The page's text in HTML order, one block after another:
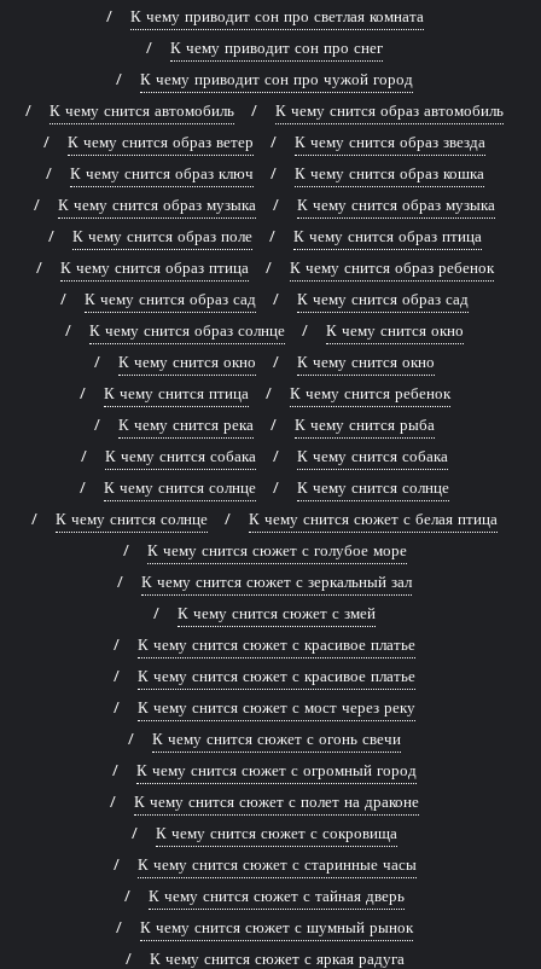
К чему приводит сон про светлая комната
К чему приводит сон про снег
К чему приводит сон про чужой город
К чему снится автомобиль
К чему снится образ автомобиль
К чему снится образ ветер
К чему снится образ звезда
К чему снится образ ключ
К чему снится образ кошка
К чему снится образ музыка
К чему снится образ музыка
К чему снится образ поле
К чему снится образ птица
К чему снится образ птица
К чему снится образ ребенок
К чему снится образ сад
К чему снится образ сад
К чему снится образ солнце
К чему снится окно
К чему снится окно
К чему снится окно
К чему снится птица
К чему снится ребенок
К чему снится река
К чему снится рыба
К чему снится собака
К чему снится собака
К чему снится солнце
К чему снится солнце
К чему снится солнце
К чему снится сюжет с белая птица
К чему снится сюжет с голубое море
К чему снится сюжет с зеркальный зал
К чему снится сюжет с змей
К чему снится сюжет с красивое платье
К чему снится сюжет с красивое платье
К чему снится сюжет с мост через реку
К чему снится сюжет с огонь свечи
К чему снится сюжет с огромный город
К чему снится сюжет с полет на драконе
К чему снится сюжет с сокровища
К чему снится сюжет с старинные часы
К чему снится сюжет с тайная дверь
К чему снится сюжет с шумный рынок
К чему снится сюжет с яркая радуга